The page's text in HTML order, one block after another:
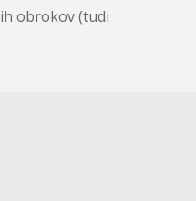
obrokov (tudi